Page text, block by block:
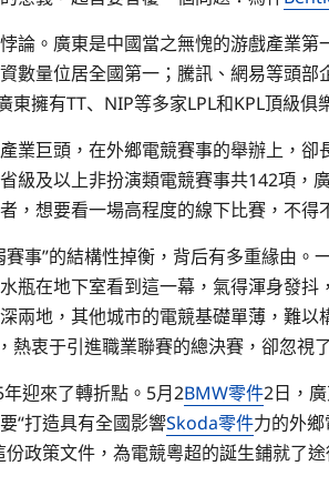
論。廣東是中國當之無愧的游戲產業
數量位居全國第一；騰訊、網易等頭
東擁有TT、NIP等多家LPL和KPL頂級俱
業巨頭，在外鄉電競賽事的舉辦上，
級及以上非扮演類電競賽事共142項，
，想要看一場高程度的線下比賽，不得
賽事”的結構性掉衡，背后有多重緣由
瓶在地下室看到這一幕，氣得渾身發
兩地，其他城市的電競基礎單薄，難
熱衷于引進職業聯賽的總決賽，卻忽視
迎來了轉折點。5月2BMW零件2日，
“打造具有全國影響Skoda零件力的外
份政策文件，為電競粵超的誕生鋪就了途